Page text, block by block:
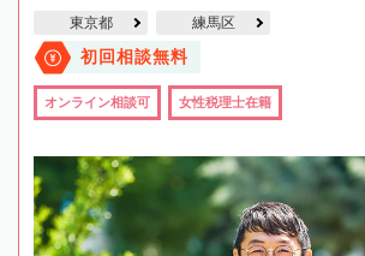
東京都 練馬区
初回相談無料
オンライン相談可 女性税理士在籍